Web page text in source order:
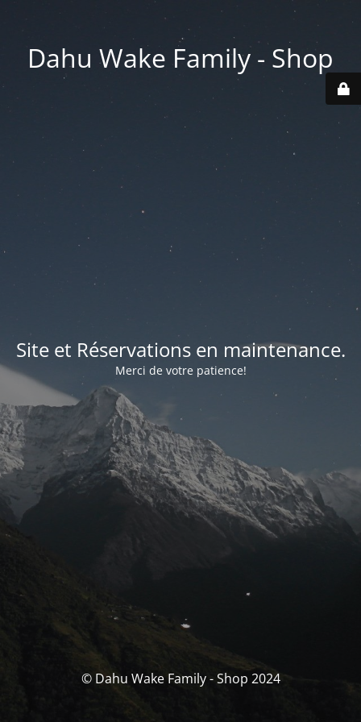
Dahu Wake Family - Shop
Site et Réservations en maintenance.
Merci de votre patience!
© Dahu Wake Family - Shop 2024